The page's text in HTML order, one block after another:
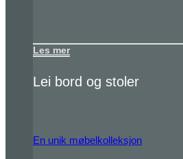
Les mer
Lei bord og stoler
En unik møbelkolleksjon